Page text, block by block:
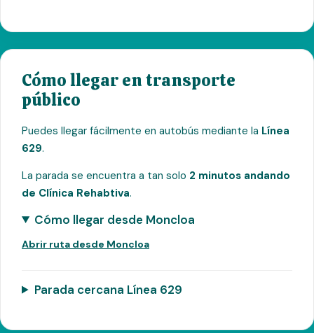
Cómo llegar en transporte
público
Puedes llegar fácilmente en autobús mediante la Línea
629.
La parada se encuentra a tan solo 2 minutos andando
de Clínica Rehabtiva.
Cómo llegar desde Moncloa
Abrir ruta desde Moncloa
Parada cercana Línea 629